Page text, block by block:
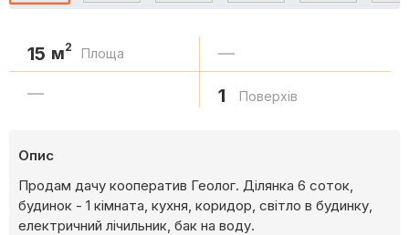
15 м2 Площа —
— 1 Поверхів
Опис
Продам дачу кооператив Геолог. Ділянка 6 соток,
будинок - 1 кімната, кухня, коридор, світло в будинку,
електричний лічильник, бак на воду.